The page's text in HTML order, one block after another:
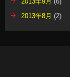
2013年8月 (2)